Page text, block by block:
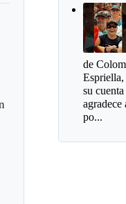
de
Espriella,
su
po...